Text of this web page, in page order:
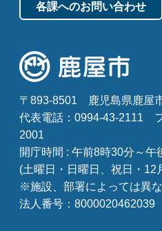
各課へのお問い合わせ
〒893-8501
鹿児島県鹿屋
代表電話：0994-43-2111
2001
開庁時間 : 午前8時30分～午
(土曜日・日曜日、祝日・12
※施設、部署によっては異
法人番号：8000020462039